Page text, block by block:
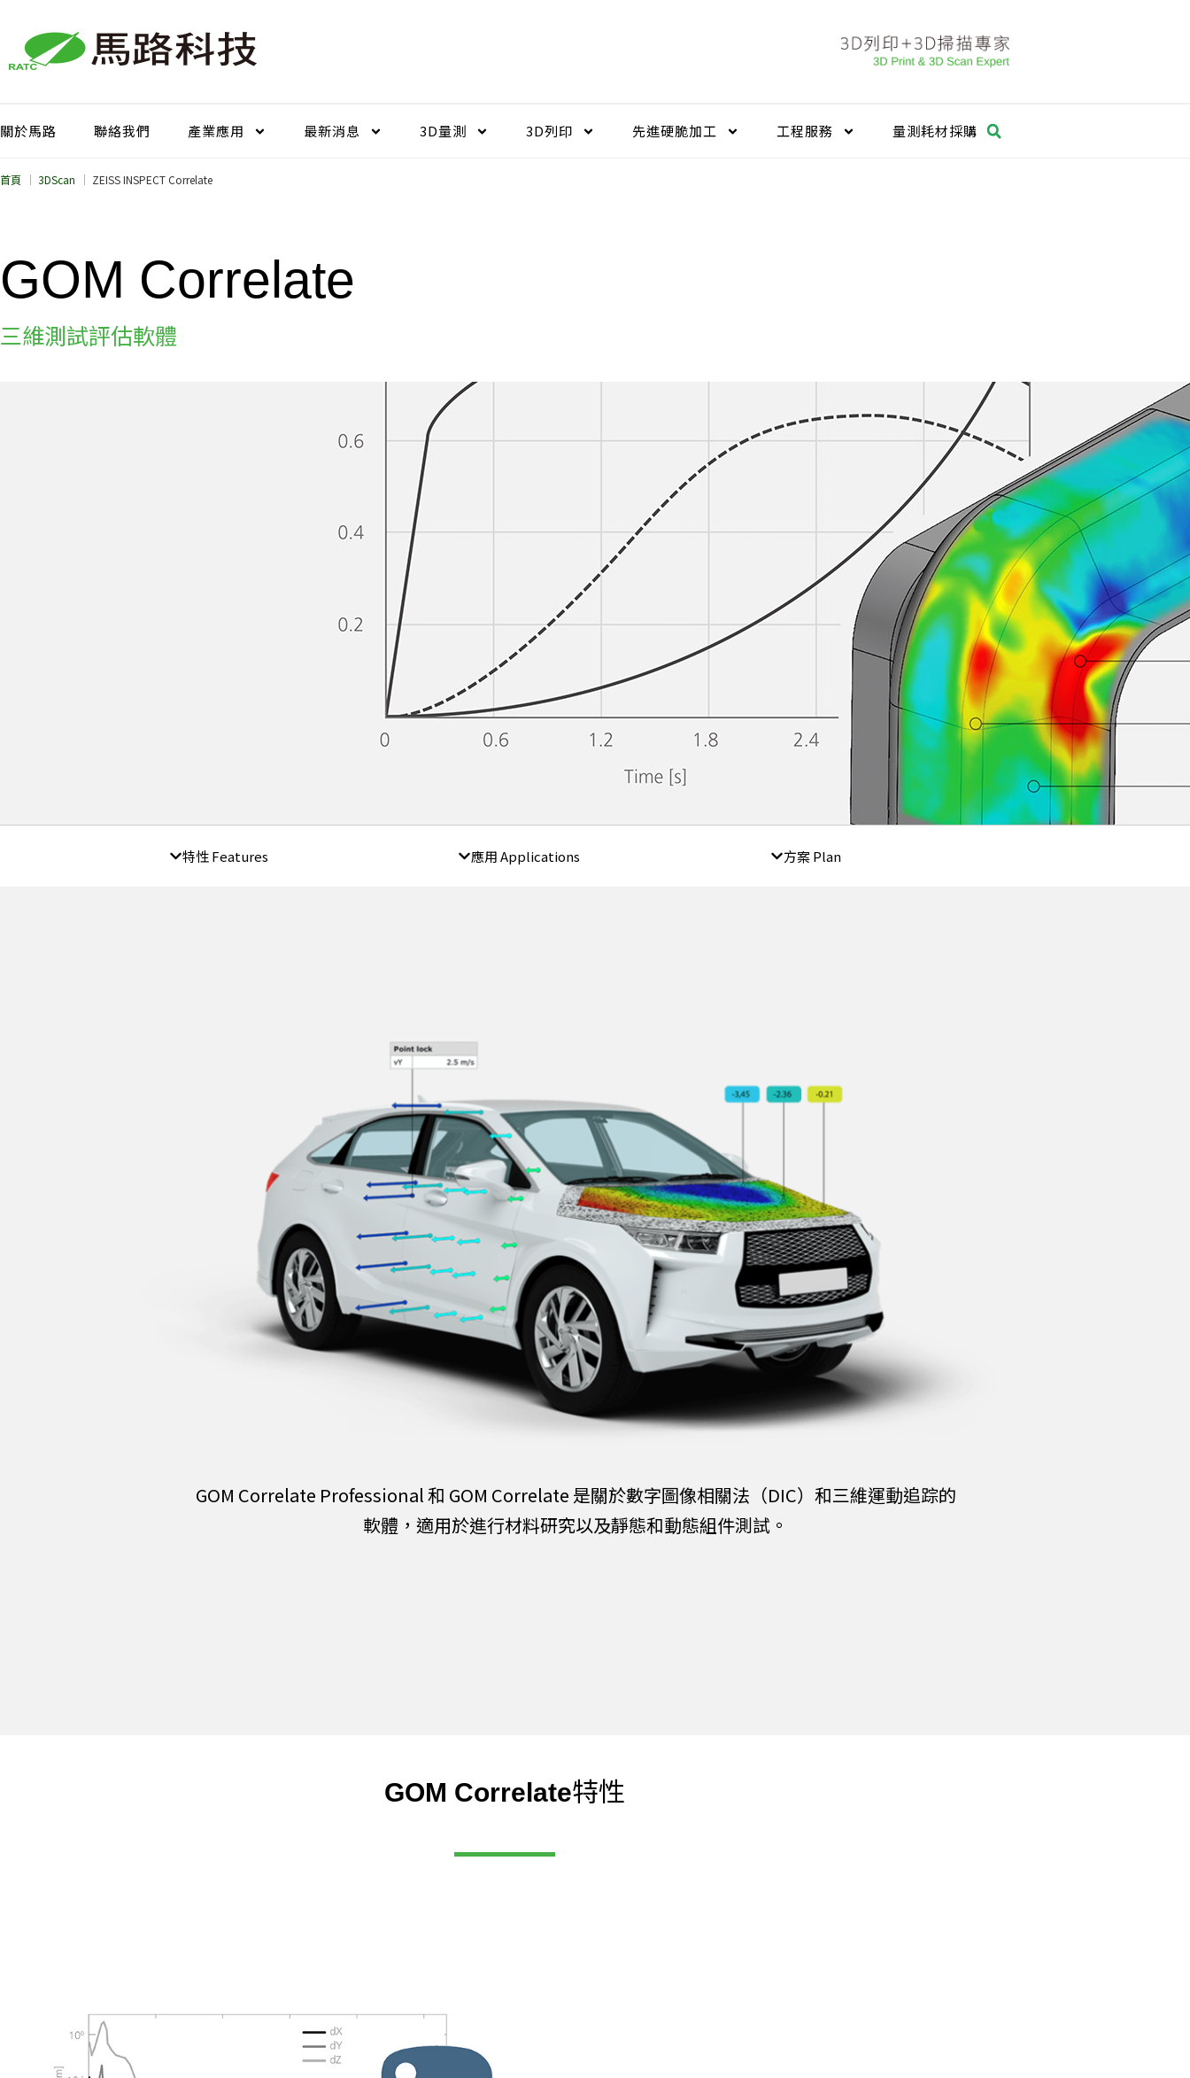
要
關於馬路
聯絡我們 產業應用 最新消息 3D量測 3D列印 先進硬脆加工​ 工程服務 量測耗材採購
首頁 3DScan ZEISS INSPECT Correlate
GOM Correlate
三維測試評估軟體
特性 Features 應用 Applications 方案 Plan
GOM Correlate Professional 和 GOM Correlate 是關於數字圖像相關法（DIC）和三維運動追踪的
軟體，適用於進行材料研究以及靜態和動態組件測試。
GOM Correlate特性